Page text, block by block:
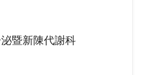
暨新陳代謝科